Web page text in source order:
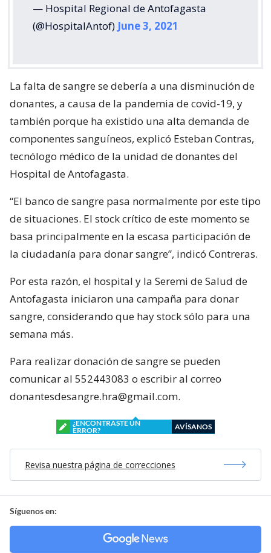
— Hospital Regional de Antofagasta
(@HospitalAntof) June 3, 2021
La falta de sangre se debería a una disminución de
donantes, a causa de la pandemia de covid-19, y
también porque ha existido una alta demanda de
componentes sanguíneos, explicó Esteban Contras,
tecnólogo médico de la unidad de donantes del
Hospital de Antofagasta.
“El banco de sangre pasa normalmente por este tipo
de situaciones. El stock crítico de este momento se
basa principalmente en la escasa participación de
la ciudadanía para donar sangre”, indicó Contreras.
Por esta razón, el hospital y la Seremi de Salud de
Antofagasta iniciaron una campaña para donar
sangre, considerando que hay stock sólo para una
semana más.
Para realizar donación de sangre se pueden
comunicar al 552443083 o escribir al correo
donantesdesangre.hra@gmail.com.
¿ENCONTRASTE UN
ERROR?
AVÍSANOS
Revisa nuestra página de correcciones
Síguenos en: